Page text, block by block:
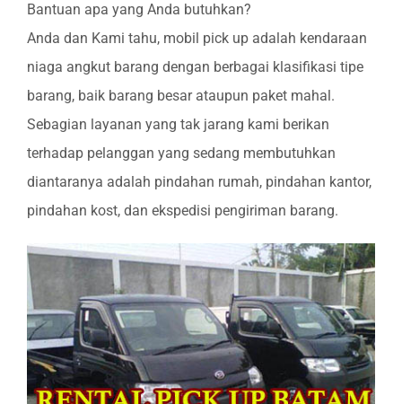
Bantuan apa yang Anda butuhkan?
Anda dan Kami tahu, mobil pick up adalah kendaraan
niaga angkut barang dengan berbagai klasifikasi tipe
barang, baik barang besar ataupun paket mahal.
Sebagian layanan yang tak jarang kami berikan
terhadap pelanggan yang sedang membutuhkan
diantaranya adalah pindahan rumah, pindahan kantor,
pindahan kost, dan ekspedisi pengiriman barang.